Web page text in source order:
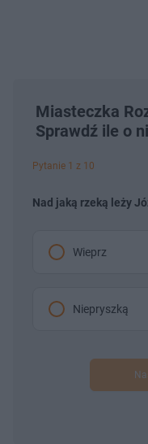
Miasteczka
Sprawdź ile o
Pytanie 1 z 10
Nad jaką rzeką leży
Wieprz
Niepryszką